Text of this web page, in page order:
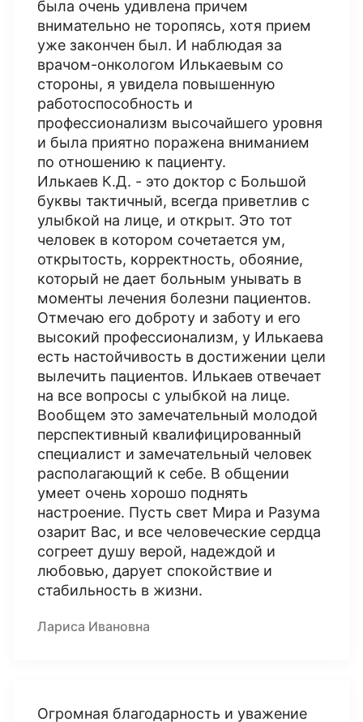
была очень удивлена причем
внимательно не торопясь, хотя прием
уже закончен был. И наблюдая за
врачом-онкологом Илькаевым со
стороны, я увидела повышенную
работоспособность и
профессионализм высочайшего уровня
и была приятно поражена вниманием
по отношению к пациенту.
Илькаев К.Д. - это доктор с Большой
буквы тактичный, всегда приветлив с
улыбкой на лице, и открыт. Это тот
человек в котором сочетается ум,
открытость, корректность, обояние,
который не дает больным унывать в
моменты лечения болезни пациентов.
Отмечаю его доброту и заботу и его
высокий профессионализм, у Илькаева
есть настойчивость в достижении цели
вылечить пациентов. Илькаев отвечает
на все вопросы с улыбкой на лице.
Вообщем это замечательный молодой
перспективный квалифицированный
специалист и замечательный человек
располагающий к себе. В общении
умеет очень хорошо поднять
настроение. Пусть свет Мира и Разума
озарит Вас, и все человеческие сердца
согреет душу верой, надеждой и
любовью, дарует спокойствие и
стабильность в жизни.
Лариса Ивановна
Огромная благодарность и уважение